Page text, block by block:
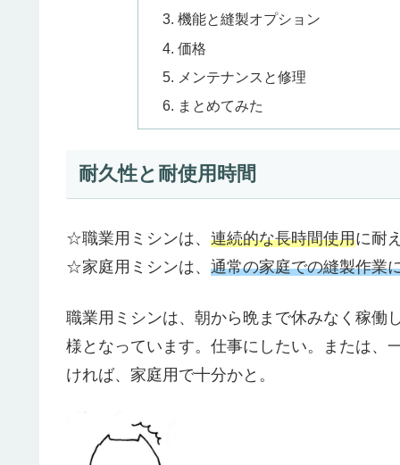
機能と縫製オプション
価格
メンテナンスと修理
まとめてみた
耐久性と耐使用時間
☆職業用ミシンは、 連続的な長時間使用に耐
☆家庭用ミシンは、 通常の家庭での縫製作業
職業用ミシンは、朝から晩まで休みなく稼働
様となっています。仕事にしたい。または、
ければ、家庭用で十分かと。